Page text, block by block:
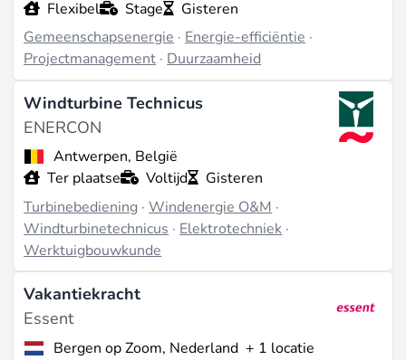
Flexibel
Stage
Gisteren
Gemeenschapsenergie · Energie-efficiëntie ·
Projectmanagement · Duurzaamheid
Windturbine Technicus
ENERCON
Antwerpen, België
Ter plaatse
Voltijd
Gisteren
Turbinebediening ·Windenergie O&M ·
Windturbinetechnicus · Elektrotechniek ·
Werktuigbouwkunde
Vakantiekracht
Essent
Bergen op Zoom, Nederland + 1 locatie